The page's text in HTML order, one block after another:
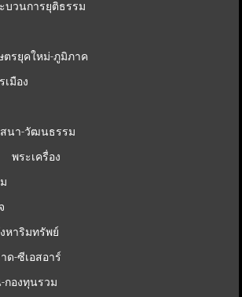
บวนการยุติธรรม
ตรยุคใหม่-ภูมิภาค
เมือง
นา-วัฒนธรรม
พระเครื่อง
หาริมทรัพย์
ด-ซีเอสอาร์
กองทุนรวม